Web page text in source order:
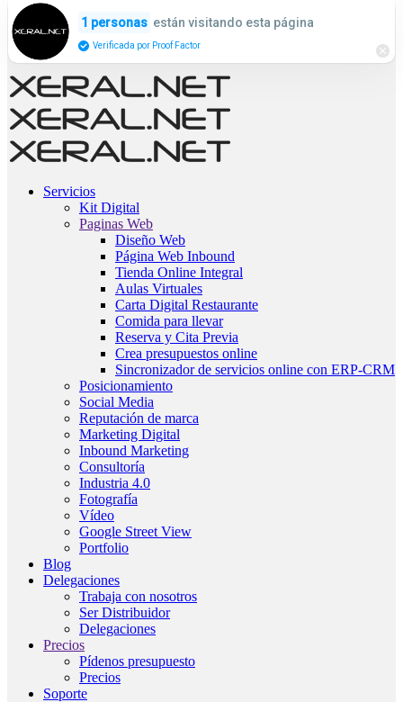
Servicios
Kit Digital
Paginas Web
Diseño Web
Página Web Inbound
Tienda Online Integral
Aulas Virtuales
Carta Digital Restaurante
Comida para llevar
Reserva y Cita Previa
Crea presupuestos online
Sincronizador de servicios online con ERP-CRM
Posicionamiento
Social Media
Reputación de marca
Marketing Digital
Inbound Marketing
Consultoría
Industria 4.0
Fotografía
Vídeo
Google Street View
Portfolio
Blog
Delegaciones
Trabaja con nosotros
Ser Distribuidor
Delegaciones
Precios
Pídenos presupuesto
Precios
Soporte
1 personas están visitando esta página
Verificada por Proof Factor